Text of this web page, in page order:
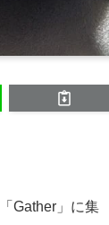
Gather」に集